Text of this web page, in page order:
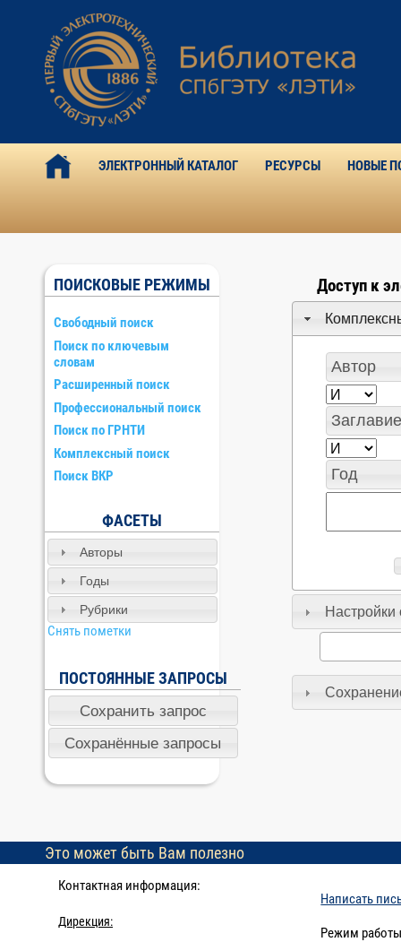
ЭЛЕКТРОННЫЙ КАТАЛОГ РЕСУРСЫ НОВЫЕ
ПОИСКОВЫЕ РЕЖИМЫ
Свободный поиск
Поиск по ключевым
словам
Расширенный поиск
Профессиональный поиск
Поиск по ГРНТИ
Комплексный поиск
Поиск ВКР
ФАСЕТЫ
Авторы
Годы
Рубрики
Снять пометки
ПОСТОЯННЫЕ ЗАПРОСЫ
Доступ к
Настройки
Это может быть Вам полезно
Контактная информация:
Дирекция:
Написать
Режим